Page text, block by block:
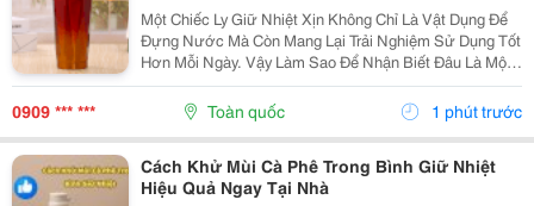
Một Chiếc Ly Giữ Nhiệt Xịn Không Chỉ Là Vật Dụng Để
Đựng Nước Mà Còn Mang Lại Trải Nghiệm Sử Dụng Tốt
Hơn Mỗi Ngày. Vậy Làm Sao Để Nhận Biết Đâu Là Một
Chiếc Ly Giữ Nhiệt Xịn Đáng Để Đầu Tư? Hãy Cùng
Cozycup Tìm Hiểu Trong Bài Viết Dưới Đây. 1. Thế...
0909 *** *** Toàn quốc 1 phút trước
Cách Khử Mùi Cà Phê Trong Bình Giữ Nhiệt
Hiệu Quả Ngay Tại Nhà